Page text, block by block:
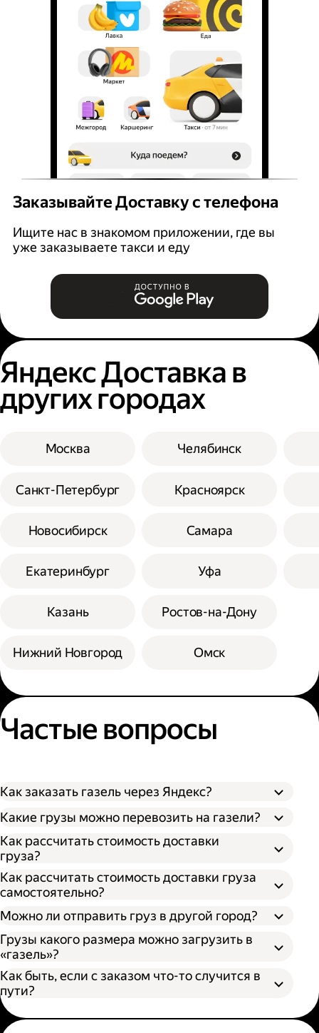
Заказывайте Доставку с телефона
Ищите нас в знакомом приложении, где вы
уже заказываете такси и еду
Яндекс Доставка в
других городах
Москва
Санкт-Петербург
Новосибирск
Екатеринбург
Казань
Нижний Новгород
Челябинск
Красноярск
Самара
Уфа
Ростов-на-Дону
Омск
Частые вопросы
Как заказать газель через Яндекс?
Какие грузы можно перевозить на газели?
Как рассчитать стоимость доставки
груза?
Как рассчитать стоимость доставки груза
самостоятельно?
Можно ли отправить груз в другой город?
Грузы какого размера можно загрузить в
«газель»?
Как быть, если с заказом что-то случится в
пути?